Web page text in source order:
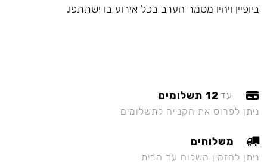
ביופיין ויהיו מסמר הערב בכל אירוע בו ישתתפו.
עד 12 תשלומים
ניתן לפרוס את הקנייה לתשלומים
משלוחים
ניתן להזמין משלוח עד הבית